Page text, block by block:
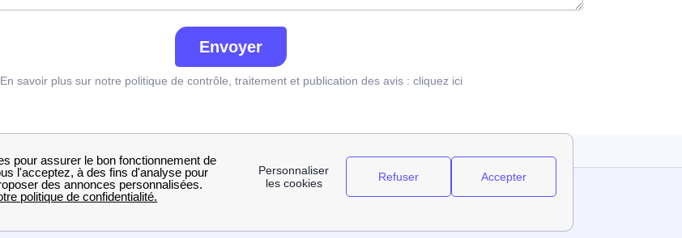
Envoyer
En savoir plus sur notre politique de contrôle, traitement et publication des avis : cliquez ici